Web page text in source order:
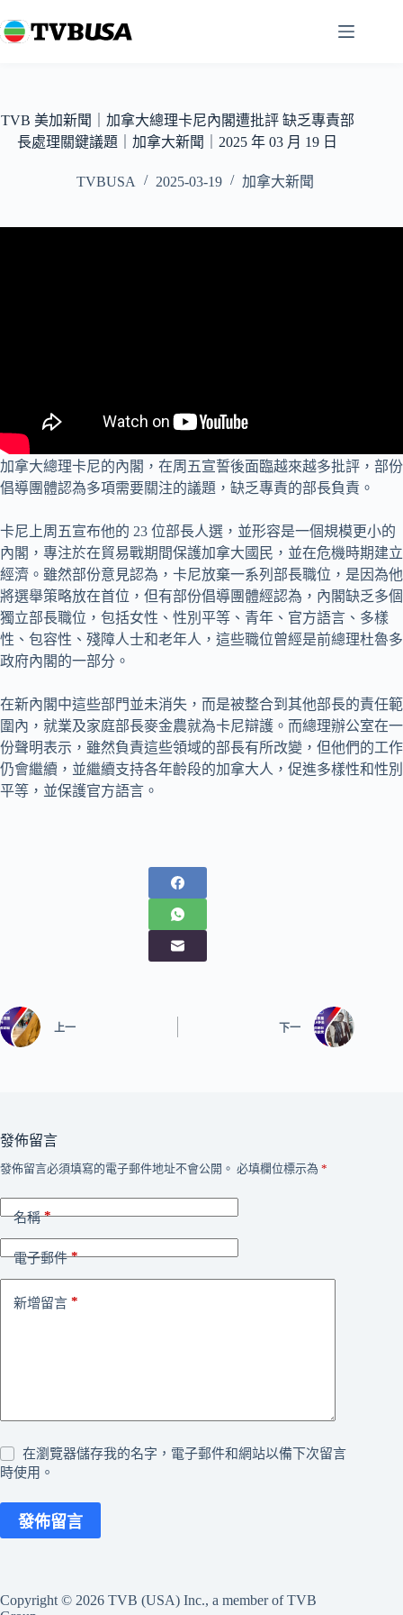
至
容
TVB 美加新聞｜加拿大總理卡尼內閣遭批評 缺乏專責部
長處理關鍵議題｜加拿大新聞｜2025 年 03 月 19 日
TVBUSA 2025-03-19 加拿大新聞
加拿大總理卡尼的內閣，在周五宣誓後面臨越來越多批評，部份
倡導團體認為多項需要關注的議題，缺乏專責的部長負責。
卡尼上周五宣布他的 23 位部長人選，並形容是一個規模更小的
內閣，專注於在貿易戰期間保護加拿大國民，並在危機時期建立
經濟。雖然部份意見認為，卡尼放棄一系列部長職位，是因為他
將選舉策略放在首位，但有部份倡導團體經認為，內閣缺乏多個
獨立部長職位，包括女性、性別平等、青年、官方語言、多樣
性、包容性、殘障人士和老年人，這些職位曾經是前總理杜魯多
政府內閣的一部分。
在新內閣中這些部門並未消失，而是被整合到其他部長的責任範
圍內，就業及家庭部長麥金農就為卡尼辯護。而總理辦公室在一
份聲明表示，雖然負責這些領域的部長有所改變，但他們的工作
仍會繼續，並繼續支持各年齡段的加拿大人，促進多樣性和性別
平等，並保護官方語言。
上一 下一
發佈留言
發佈留言必須填寫的電子郵件地址不會公開。 必填欄位標示為 *
名稱*
電子郵件*
新增留言 *
在瀏覽器儲存我的名字，電子郵件和網站以備下次留言
時使用。
發佈留言
Copyright © 2026 TVB (USA) Inc., a member of TVB